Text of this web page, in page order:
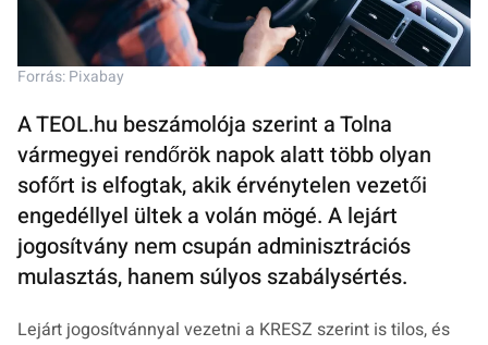
Forrás: Pixabay
A TEOL.hu beszámolója szerint a Tolna
vármegyei rendőrök napok alatt több olyan
sofőrt is elfogtak, akik érvénytelen vezetői
engedéllyel ültek a volán mögé. A lejárt
jogosítvány nem csupán adminisztrációs
mulasztás, hanem súlyos szabálysértés.
Lejárt jogosítvánnyal vezetni a KRESZ szerint is tilos, és